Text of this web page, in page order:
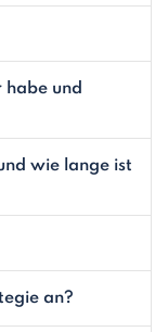
habe und
wie lange ist
an?